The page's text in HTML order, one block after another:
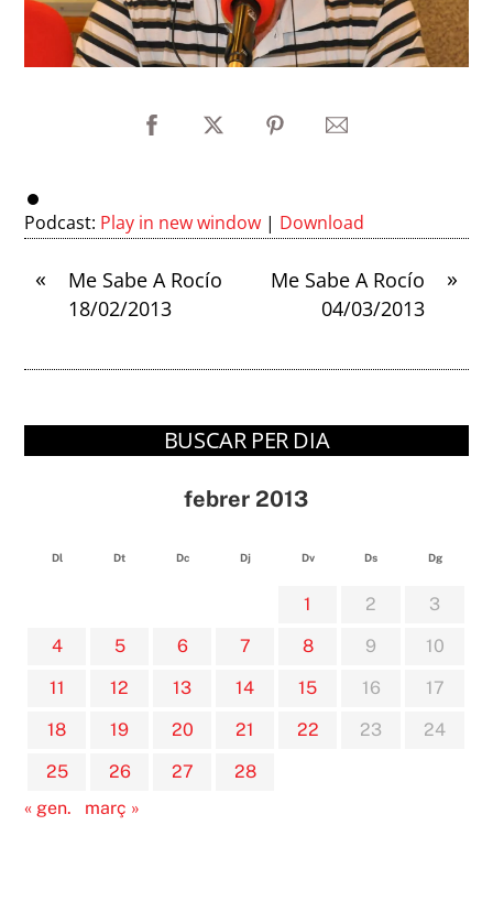
Podcast: Play in new window | Download
«
Me Sabe A Rocío
18/02/2013
»
Me Sabe A Rocío
04/03/2013
BUSCAR PER DIA
febrer 2013
Dl Dt Dc Dj Dv Ds Dg
1 2
3
4
5 6 7 8 9
10
11
12 13 14 15 16
17
18
19 20 21 22 23
24
25
26 27
28
« gen.
març »